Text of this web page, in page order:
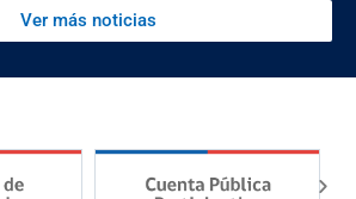
Ver más noticias